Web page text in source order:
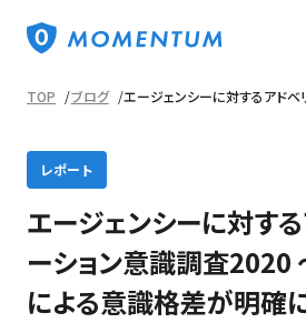
TOP ブログ エージェンシーに対するアド
レポート
エージェンシーに対す
ーション意識調査2020
による意識格差が明確